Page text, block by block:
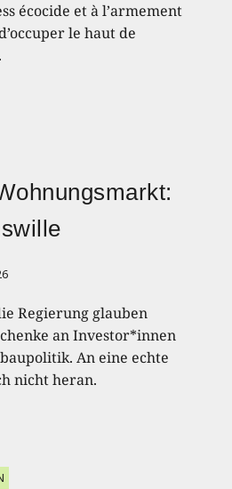
écocide et à l’armement
le haut de
Regierung glauben
an Investor*innen
An eine echte
nicht heran.